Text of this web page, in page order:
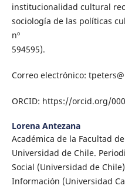
institucionalidad cultural
sociología de las políticas
nº
594595).
Correo electrónico:
ORCID: https://orcid.org/
Lorena Antezana
Académica de la Facultad
Universidad de Chile.
Social (Universidad de
Información (Universidad